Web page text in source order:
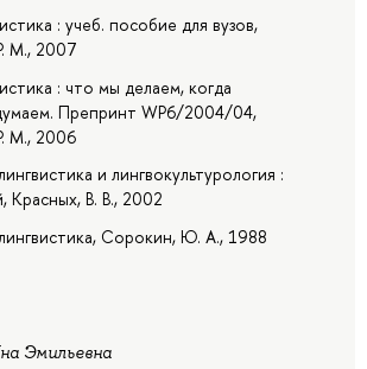
: учеб. пособие для вузов,
М., 2007
: что мы делаем, когда
Препринт WP6/2004/04,
М., 2006
и лингвокультурология :
Красных, В. В., 2002
Сорокин, Ю. А., 1988
Эмильевна